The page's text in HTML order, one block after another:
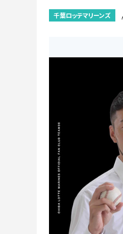
千葉ロッテマリーンズ